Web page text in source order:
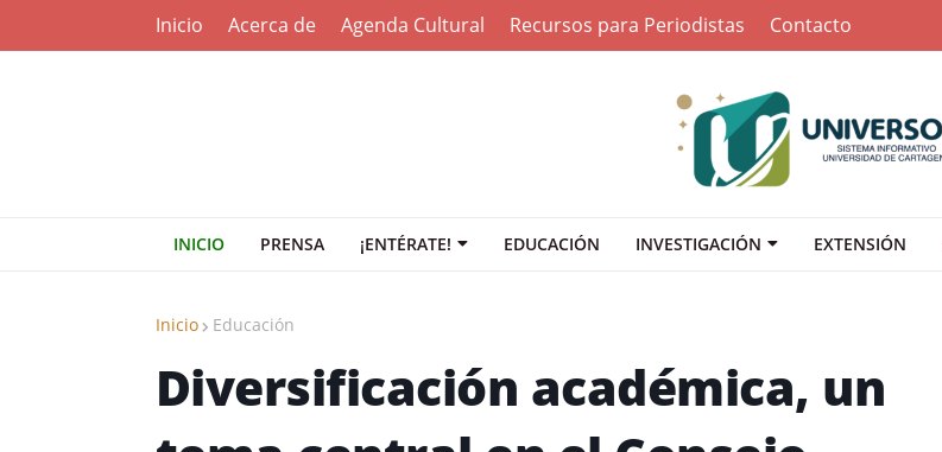
Inicio Acerca de Agenda Cultural Recursos para Periodistas Contacto
INICIO PRENSA ¡ENTÉRATE! EDUCACIÓN INVESTIGACIÓN EXTENSIÓN
Inicio Educación
Diversificación académica, un